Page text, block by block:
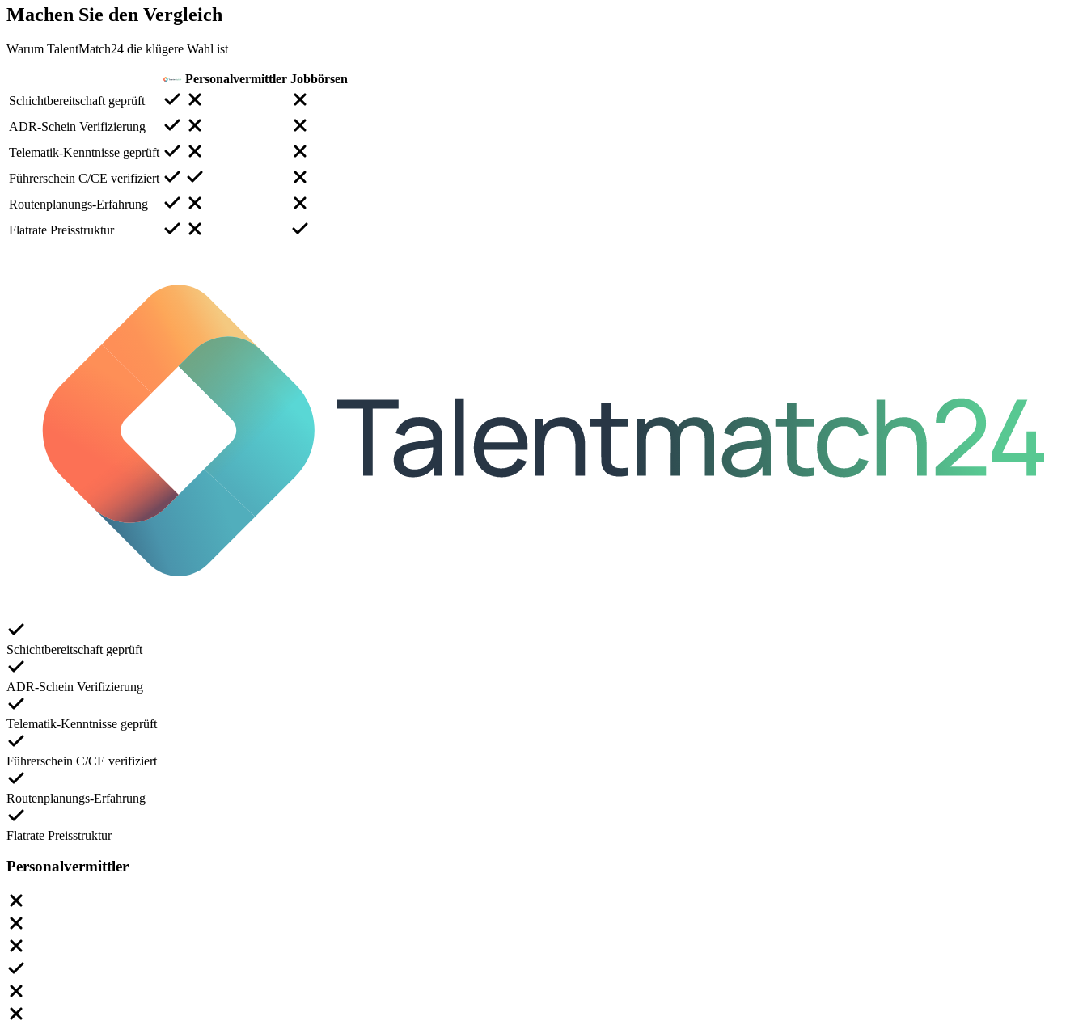
Machen Sie den Vergleich
Warum TalentMatch24 die klügere Wahl ist
Personalvermittler Jobbörsen
Schichtbereitschaft geprüft
ADR-Schein Verifizierung
Telematik-Kenntnisse geprüft
Führerschein C/CE verifiziert
Routenplanungs-Erfahrung
Flatrate Preisstruktur
Schichtbereitschaft geprüft
ADR-Schein Verifizierung
Telematik-Kenntnisse geprüft
Führerschein C/CE verifiziert
Routenplanungs-Erfahrung
Flatrate Preisstruktur
Personalvermittler